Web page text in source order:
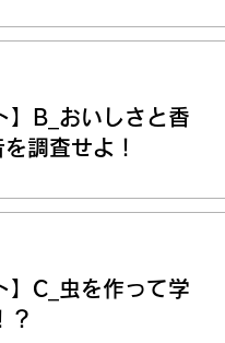
】B_おいしさと香
調査せよ！
】C_虫を作って学
？